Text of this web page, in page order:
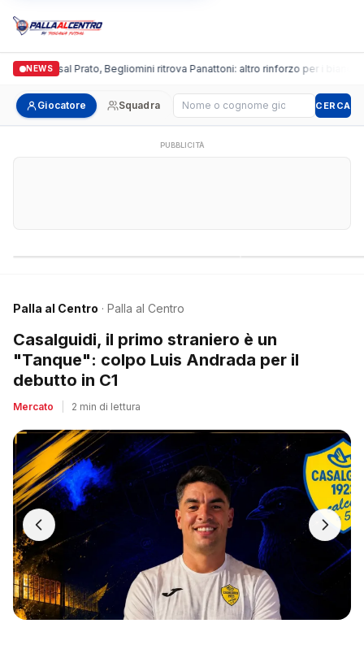
NEWS
Futsal Prato, Begliomini ritrova Panattoni: altro rinforzo per i biancazzurri
Giocatore Squadra Cerca giocatore CERCA
PUBBLICITÀ
Palla al Centro · Palla al Centro
Casalguidi, il primo straniero è un
"Tanque": colpo Luis Andrada per il
debutto in C1
Mercato 2 min di lettura